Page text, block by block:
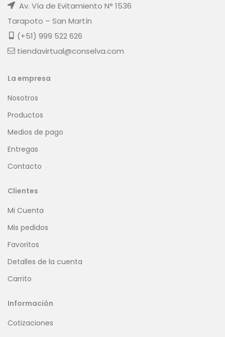
Av. Vía de Evitamiento N° 1536
Tarapoto – San Martín
(+51) 999 522 626
tiendavirtual@conselva.com
La empresa
Nosotros
Productos
Medios de pago
Entregas
Contacto
Clientes
Mi Cuenta
Mis pedidos
Favoritos
Detalles de la cuenta
Carrito
Información
Cotizaciones